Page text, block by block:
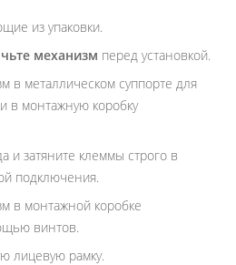
из упаковки.
механизм перед установкой.
в металлическом суппорте для
в монтажную коробку
и затяните клеммы строго в
подключения.
в монтажной коробке
винтов.
лицевую рамку.